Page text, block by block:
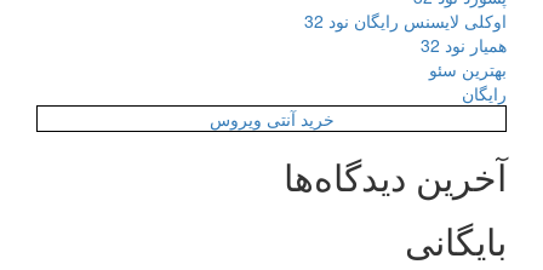
اوکلی لایسنس رایگان نود 32
همیار نود 32
بهترین سئو
رایگان
خرید آنتی ویروس
آخرین دیدگاه‌ها
بایگانی